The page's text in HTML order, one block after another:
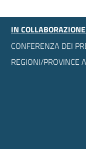
IN
CONFERENZA DEI
REGIONI/PROVINCE